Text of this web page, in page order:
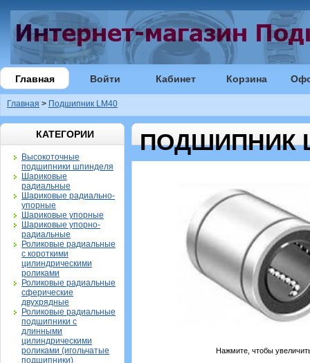
Главная Войти Кабинет Корзина
Главная > Подшипник LM40
КАТЕГОРИИ
Высокоточные
подшипники шпинделя
Шариковые
радиальные
Шариковые радиально-
упорные
Шариковые упорные
Шариковые упорно-
радиальные
Роликовые радиальные
с короткими
цилиндрическими
роликами
Роликовые радиальные
сферические
двухрядные
Роликовые радиальные
подшипники с
длинными
цилиндрическими
роликами (игольчатые
подшипники)
ПОДШИПНИК
Нажмите, чтобы